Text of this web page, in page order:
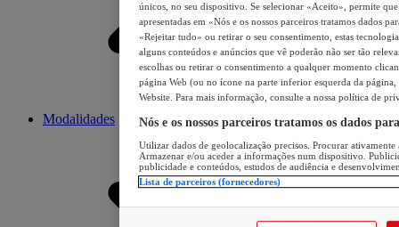
Modalidades
únicos, no seu dispositivo. Se selecionar «Aceito», permite
apresentadas em «Nós e os nossos parceiros tratamos dados
«Rejeitar tudo» ou retirar o seu consentimento, estas
alguns conteúdos e anúncios que vê poderão não ser tão
escolhas ou retirar o consentimento a qualquer momento
página Web (ou no ícone na parte inferior esquerda da página,
Website. Para mais informação, consulte a nossa política de
Nós e os nossos parceiros tratamos os dados
Utilizar dados de geolocalização precisos. Procurar
Armazenar e/ou aceder a informações num dispositivo.
publicidade e conteúdos, estudos de audiência e
Lista de parceiros (fornecedores)